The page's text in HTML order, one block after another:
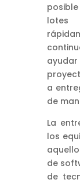
lotes
a
de
La
los
de
de